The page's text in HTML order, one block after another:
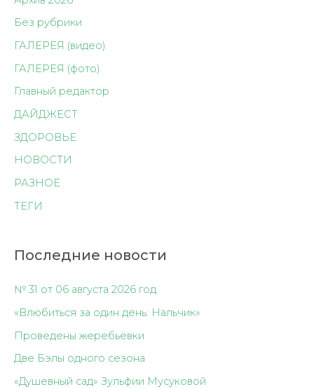
Без рубрики
ГАЛЕРЕЯ (видео)
ГАЛЕРЕЯ (фото)
Главный редактор
ДАЙДЖЕСТ
ЗДОРОВЬЕ
НОВОСТИ
РАЗНОЕ
ТЕГИ
Последние новости
№ 31 от 06 августа 2026 год
«Влюбиться за один день: Нальчик»
Проведены жеребьёвки
Две Бэлы одного сезона
«Душевный сад» Зульфии Мусуковой